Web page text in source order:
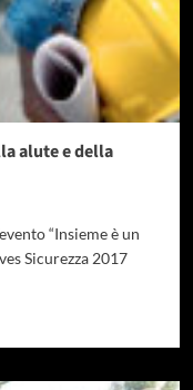
alute e della
“Insieme è un
Sicurezza 2017